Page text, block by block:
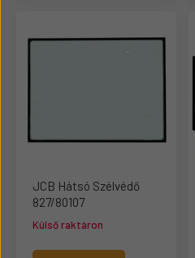
JCB Hátsó Szélvédő
827/80107
Külső raktáron